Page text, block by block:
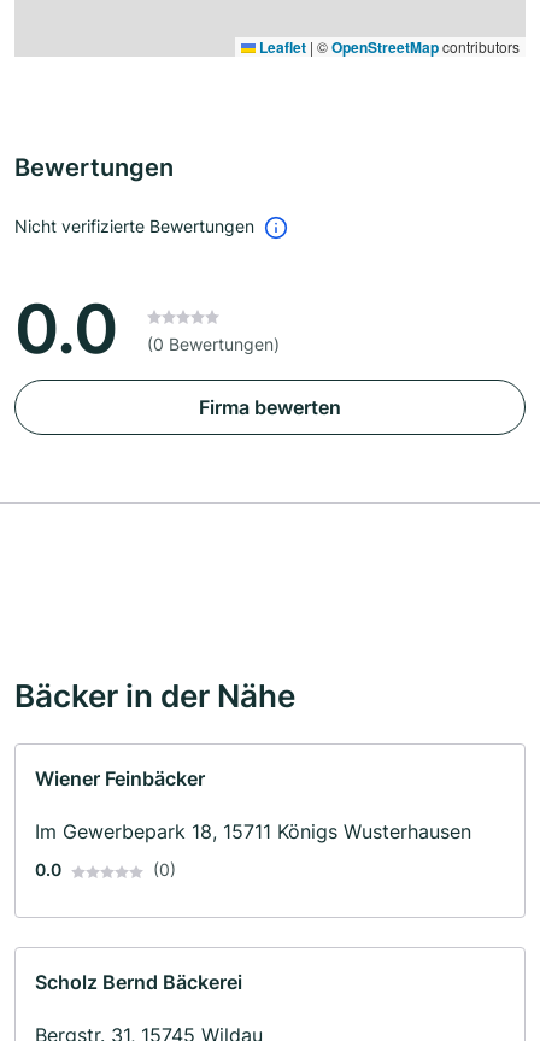
Leaflet | ©OpenStreetMapcontributors
Bewertungen
Nicht verifizierte Bewertungen
0.0 (0 Bewertungen)
Firma bewerten
Bäcker in der Nähe
Wiener Feinbäcker
Im Gewerbepark 18, 15711 Königs Wusterhausen
0.0 (0)
Scholz Bernd Bäckerei
Bergstr. 31, 15745 Wildau